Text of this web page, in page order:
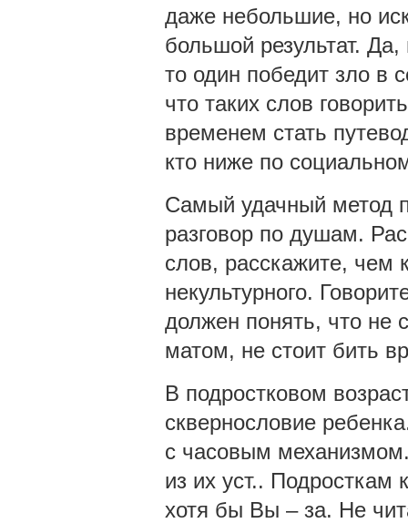
даже небольшие, но
большой результат. Да,
то один победит зло в
что таких слов
временем стать
кто ниже по
Самый удачный метод
разговор по душам.
слов, расскажите, чем
некультурного.
должен понять, что не
матом, не стоит бить
В подростковом
сквернословие
с часовым механизмом.
из их уст.. Подросткам
хотя бы Вы – за. Не